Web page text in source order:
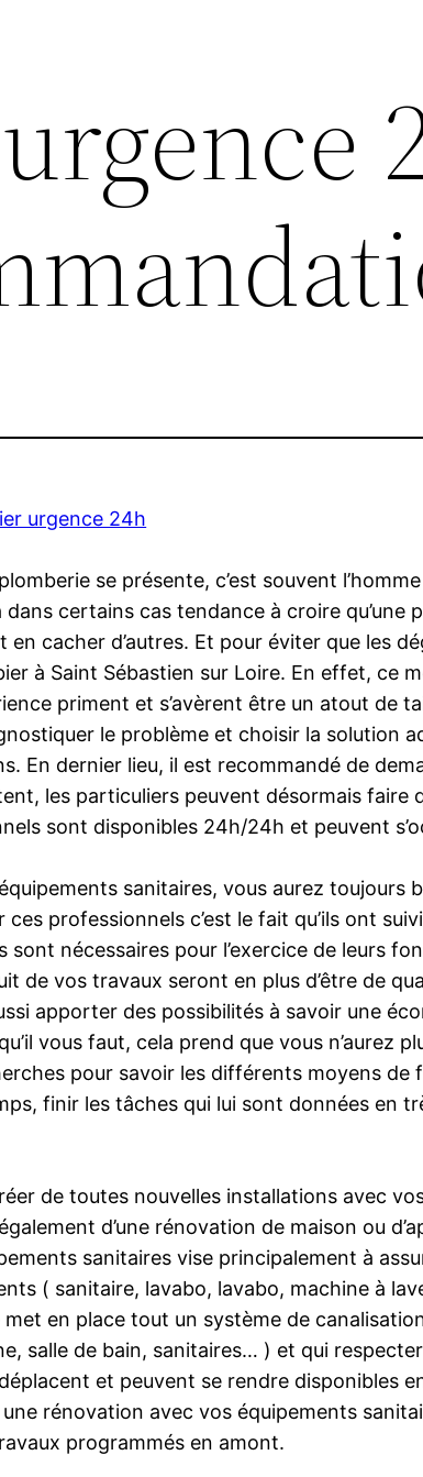
urgence 24h
se présente, c’est souvent
certains cas tendance à croire qu’une
cacher d’autres. Et pour éviter que les
à Saint Sébastien sur Loire. En effet, ce
priment et s’avèrent être un atout de
le problème et choisir la solution
En dernier lieu, il est recommandé de
les particuliers peuvent désormais
sont disponibles 24h/24h et peuvent
sanitaires, vous aurez toujours
ces professionnels c’est le fait qu’ils ont
sont nécessaires pour l’exercice de leurs
de vos travaux seront en plus d’être de
apporter des possibilités à savoir une
vous faut, cela prend que vous n’aurez
pour savoir les différents moyens
finir les tâches qui lui sont données en
de toutes nouvelles installations avec
d’une rénovation de maison ou
sanitaires vise principalement à
( sanitaire, lavabo, lavabo, machine à
en place tout un système de
salle de bain, sanitaires… ) et qui
et peuvent se rendre disponibles
rénovation avec vos équipements
programmés en amont.